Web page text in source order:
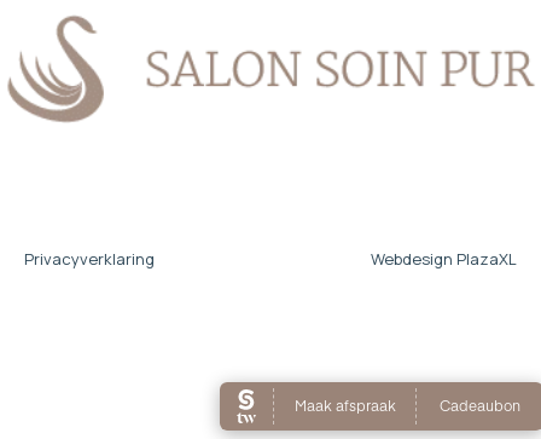
Privacyverklaring Webdesign PlazaXL